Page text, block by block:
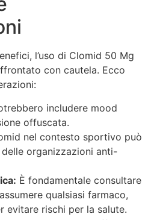
l’uso di Clomid 50 Mg
con cautela. Ecco
includere mood
offuscata.
nel contesto sportivo può
organizzazioni anti-
È fondamentale consultare
qualsiasi farmaco,
evitare rischi per la salute.